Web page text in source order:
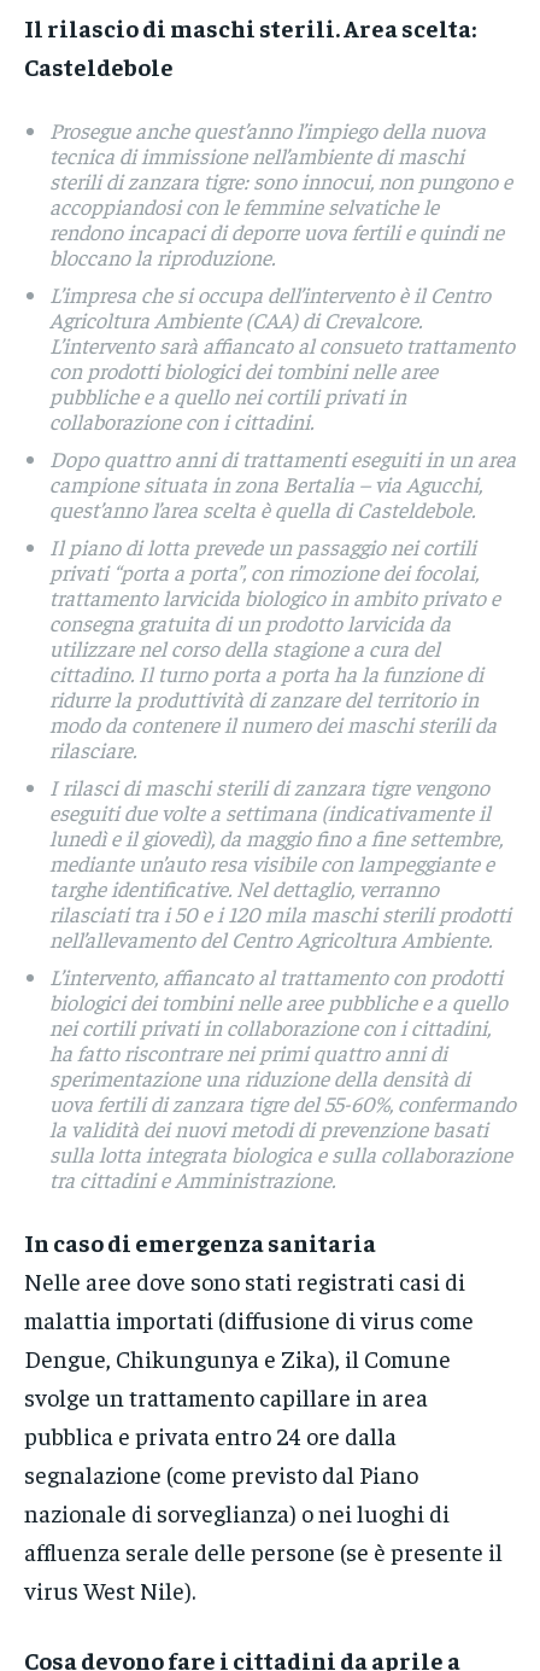
Il rilascio di maschi sterili. Area scelta:
Casteldebole
Prosegue anche quest’anno l’impiego della nuova
tecnica di immissione nell’ambiente di maschi
sterili di zanzara tigre: sono innocui, non pungono e
accoppiandosi con le femmine selvatiche le
rendono incapaci di deporre uova fertili e quindi ne
bloccano la riproduzione.
L’impresa che si occupa dell’intervento è il Centro
Agricoltura Ambiente (CAA) di Crevalcore.
L’intervento sarà affiancato al consueto trattamento
con prodotti biologici dei tombini nelle aree
pubbliche e a quello nei cortili privati in
collaborazione con i cittadini.
Dopo quattro anni di trattamenti eseguiti in un area
campione situata in zona Bertalia – via Agucchi,
quest’anno l’area scelta è quella di Casteldebole.
Il piano di lotta prevede un passaggio nei cortili
privati “porta a porta”, con rimozione dei focolai,
trattamento larvicida biologico in ambito privato e
consegna gratuita di un prodotto larvicida da
utilizzare nel corso della stagione a cura del
cittadino. Il turno porta a porta ha la funzione di
ridurre la produttività di zanzare del territorio in
modo da contenere il numero dei maschi sterili da
rilasciare.
I rilasci di maschi sterili di zanzara tigre vengono
eseguiti due volte a settimana (indicativamente il
lunedì e il giovedì), da maggio fino a fine settembre,
mediante un’auto resa visibile con lampeggiante e
targhe identificative. Nel dettaglio, verranno
rilasciati tra i 50 e i 120 mila maschi sterili prodotti
nell’allevamento del Centro Agricoltura Ambiente.
L’intervento, affiancato al trattamento con prodotti
biologici dei tombini nelle aree pubbliche e a quello
nei cortili privati in collaborazione con i cittadini,
ha fatto riscontrare nei primi quattro anni di
sperimentazione una riduzione della densità di
uova fertili di zanzara tigre del 55-60%, confermando
la validità dei nuovi metodi di prevenzione basati
sulla lotta integrata biologica e sulla collaborazione
tra cittadini e Amministrazione.
In caso di emergenza sanitaria
Nelle aree dove sono stati registrati casi di
malattia importati (diffusione di virus come
Dengue, Chikungunya e Zika), il Comune
svolge un trattamento capillare in area
pubblica e privata entro 24 ore dalla
segnalazione (come previsto dal Piano
nazionale di sorveglianza) o nei luoghi di
affluenza serale delle persone (se è presente il
virus West Nile).
Cosa devono fare i cittadini da aprile a